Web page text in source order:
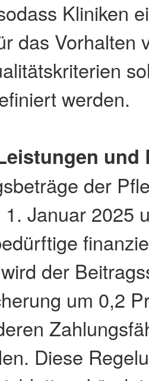
Kliniken
das Vorhalten
werden.
und
der
Januar 2025
der
um 0,2
Diese